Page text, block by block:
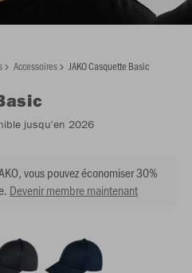
Accessoires JAKO Casquette Basic
jusqu'en 2026
vous pouvez économiser 30%
Devenir membre maintenant